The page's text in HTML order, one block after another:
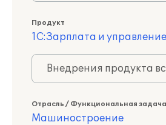
Продукт
1С:Зарплата и
Внедрения продукта
Отрасль / Функциональная задача
Машиностроение